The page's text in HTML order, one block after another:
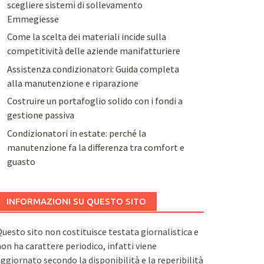
scegliere sistemi di sollevamento
Emmegiesse
Come la scelta dei materiali incide sulla
competitività delle aziende manifatturiere
Assistenza condizionatori: Guida completa
alla manutenzione e riparazione
Costruire un portafoglio solido con i fondi a
gestione passiva
Condizionatori in estate: perché la
manutenzione fa la differenza tra comfort e
guasto
INFORMAZIONI SU QUESTO SITO
sito non costituisce testata giornalistica e
ha carattere periodico, infatti viene
secondo la disponibilità e la reperibilità